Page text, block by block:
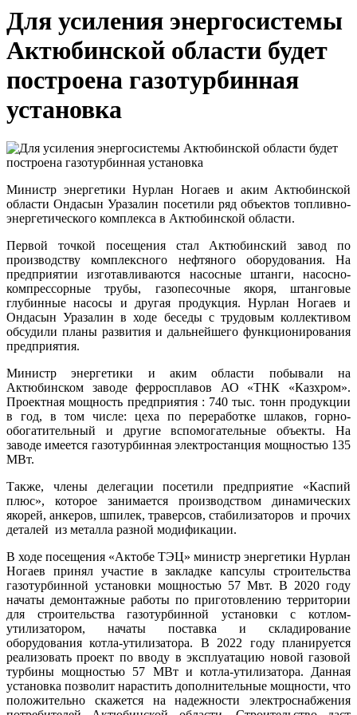
Для усиления энергосистемы
Актюбинской области будет
построена газотурбинная
установка
Министр энергетики Нурлан Ногаев и аким Актюбинской
области Ондасын Уразалин посетили ряд объектов топливно-
энергетического комплекса в Актюбинской области.
Первой точкой посещения стал Актюбинский завод по
производству комплексного нефтяного оборудования. На
предприятии изготавливаются насосные штанги, насосно-
компрессорные трубы, газопесочные якоря, штанговые
глубинные насосы и другая продукция. Нурлан Ногаев и
Ондасын Уразалин в ходе беседы с трудовым коллективом
обсудили планы развития и дальнейшего функционирования
предприятия.
Министр энергетики и аким области побывали на
Актюбинском заводе ферросплавов АО «ТНК «Казхром».
Проектная мощность предприятия : 740 тыс. тонн продукции
в год, в том числе: цеха по переработке шлаков, горно-
обогатительный и другие вспомогательные объекты. На
заводе имеется газотурбинная электростанция мощностью 135
МВт.
Также, члены делегации посетили предприятие «Каспий
плюс», которое занимается производством динамических
якорей, анкеров, шпилек, траверсов, стабилизаторов и прочих
деталей из металла разной модификации.
В ходе посещения «Актобе ТЭЦ» министр энергетики Нурлан
Ногаев принял участие в закладке капсулы строительства
газотурбинной установки мощностью 57 Мвт. В 2020 году
начаты демонтажные работы по приготовлению территории
для строительства газотурбинной установки с котлом-
утилизатором, начаты поставка и складирование
оборудования котла-утилизатора. В 2022 году планируется
реализовать проект по вводу в эксплуатацию новой газовой
турбины мощностью 57 МВт и котла-утилизатора. Данная
установка позволит нарастить дополнительные мощности, что
положительно скажется на надежности электроснабжения